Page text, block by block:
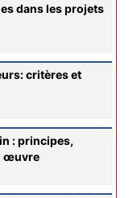
dans les projets
critères et
: principes,
œuvre